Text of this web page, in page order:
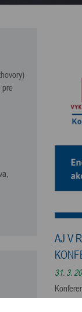
AJ V
31. 3.
Grand
pre